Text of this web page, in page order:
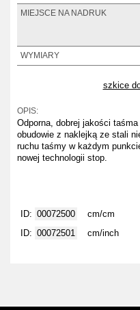
MIEJSCE NA NADRUK
WYMIARY
szkice
OPIS:
Odporna, dobrej jakości
obudowie z naklejką ze stali
ruchu taśmy w każdym
nowej technologii stop.
ID: 00072500
cm/cm
ID: 00072501 cm/inch